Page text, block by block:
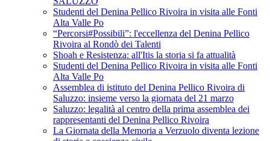
Studenti del Denina Pellico Rivoira in visita alle Fonti
Alta Valle Po
“Percorsi#Possibili”: l'eccellenza del Denina Pellico
Rivoira al Rondò dei Talenti
Shoah e Resistenza: all'Itis la storia si fa attualità
Studenti del Denina Pellico Rivoira in visita alle Fonti
Alta Valle Po
Assemblea di istituto del Denina Pellico Rivoira di
Saluzzo: insieme verso la giornata del 21 marzo
Saluzzo: legalità al centro della prima assemblea dei
rappresentanti del Denina Pellico Rivoira
La Giornata della Memoria a Verzuolo diventa lezione